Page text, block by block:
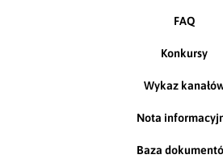
FAQ
Konkursy
Wykaz
Nota
Baza